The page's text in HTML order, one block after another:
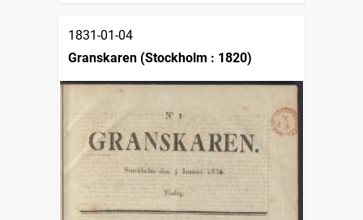
1831-01-04
Granskaren (Stockholm : 1820)